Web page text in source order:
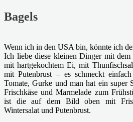
Bagels
Wenn ich in den USA bin, könnte ich
Ich liebe diese kleinen Dinger mit
mit hartgekochtem Ei, mit
mit Putenbrust – es schmeckt
Tomate, Gurke und man hat ein super
Frischkäse und Marmelade zum
ist die auf dem Bild oben mit
Wintersalat und Putenbrust.